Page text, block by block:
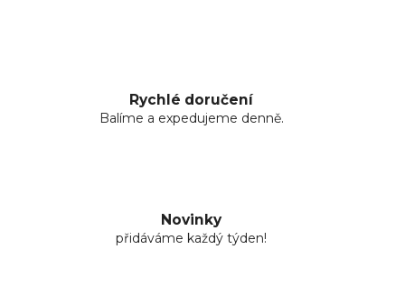
Rychlé doručení
Balíme a expedujeme denně.
Novinky
přidáváme každý týden!